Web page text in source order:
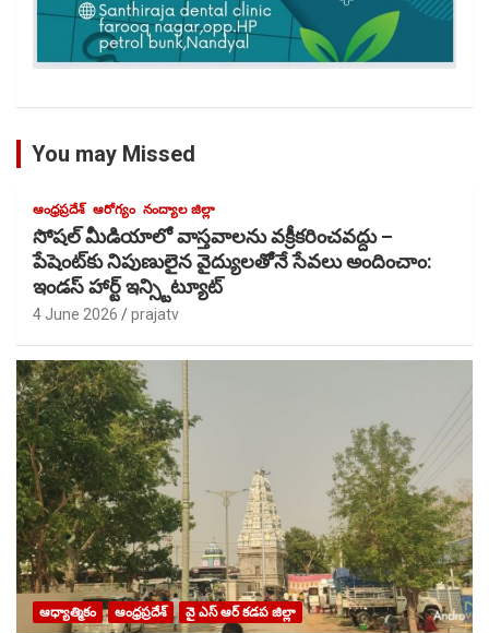
You may Missed
ఆంధ్రప్రదేశ్ ఆరోగ్యం నంద్యాల జిల్లా
సోషల్ మీడియాలో వాస్తవాలను వక్రీకరించవద్దు –
పేషెంట్‌కు నిపుణులైన వైద్యులతోెనే సేవలు అందించాం:
ఇండస్ హార్ట్ ఇన్స్టిట్యూట్
4 June 2026 prajatv
ఆధ్యాత్మికం ఆంధ్రప్రదేశ్ వై ఎస్ ఆర్ కడప జిల్లా